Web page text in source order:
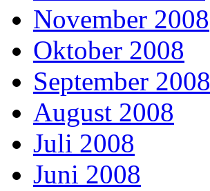
November 2008
Oktober 2008
September 2008
August 2008
Juli 2008
Juni 2008